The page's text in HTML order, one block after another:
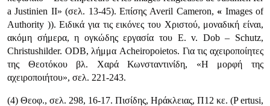
a Justinien II» (σελ. 13-45). Επίσης Averil Cameron, « Images of
Authority )). Ειδικά για τις εικόνες του Χριστού, μοναδική είναι,
ακόμη σήμερα, η ογκώδης εργασία του Ε. v. Dob – Schutz,
Christushilder. ODB, λήμμα Acheiropoietos. Για τις αχειροποίητες
της Θεοτόκου βλ. Χαρά Κωνσταντινίδη, «Η μορφή της
αχειροποιήτου», σελ. 221-243.
(4) Θεοφ., σελ. 298, 16-17. Πισίδης, Ηράκλειας, Π12 κε. (P ertusi,